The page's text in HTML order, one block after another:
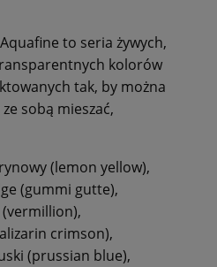
to seria żywych,
kolorów
tak, by można
sobą mieszać,
(lemon yellow),
(gummi gutte),
crimson),
(prussian blue),